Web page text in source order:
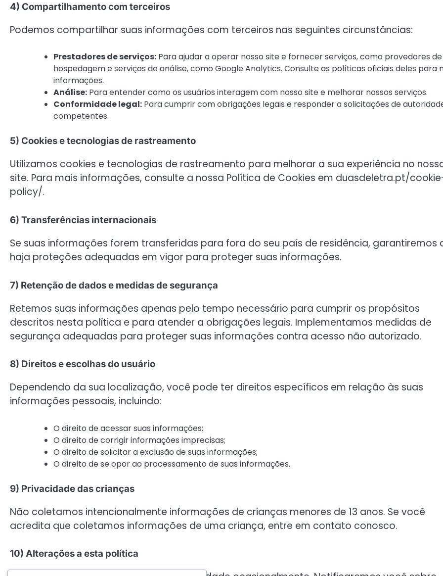
4) Compartilhamento com terceiros
Podemos compartilhar suas informações com terceiros nas seguintes circunstâncias:
Prestadores de serviços: Para ajudar a operar nosso site e fornecer serviços, como provedores de
hospedagem e serviços de análise, como Google Analytics. Consulte as políticas oficiais deles para
informações.
Análise: Para entender como os usuários interagem com nosso site e melhorar nossos serviços.
Conformidade legal: Para cumprir com obrigações legais e responder a solicitações de
competentes.
5) Cookies e tecnologias de rastreamento
Utilizamos cookies e tecnologias de rastreamento para melhorar a sua experiência no
site. Para mais informações, consulte a nossa Política de Cookies em duasdeletra.pt/
policy/.
6) Transferências internacionais
Se suas informações forem transferidas para fora do seu país de residência, garantiremos
haja proteções adequadas em vigor para proteger suas informações.
7) Retenção de dados e medidas de segurança
Retemos suas informações apenas pelo tempo necessário para cumprir os propósitos
descritos nesta política e para atender a obrigações legais. Implementamos medidas de
segurança adequadas para proteger suas informações contra acesso não autorizado.
8) Direitos e escolhas do usuário
Dependendo da sua localização, você pode ter direitos específicos em relação às suas
informações pessoais, incluindo:
O direito de acessar suas informações;
O direito de corrigir informações imprecisas;
O direito de solicitar a exclusão de suas informações;
O direito de se opor ao processamento de suas informações.
9) Privacidade das crianças
Não coletamos intencionalmente informações de crianças menores de 13 anos. Se você
acredita que coletamos informações de uma criança, entre em contato conosco.
10) Alterações a esta política